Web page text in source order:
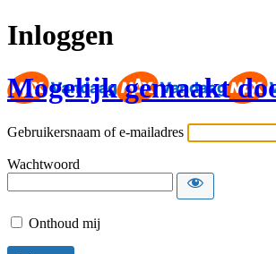
Inloggen
Mogelijk gemaakt
Gebruikersnaam of e-mailadres
Wachtwoord
Onthoud mij